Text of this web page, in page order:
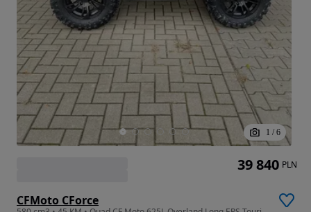
1 / 6
CFMoto CForce
39 840 PLN